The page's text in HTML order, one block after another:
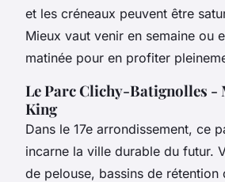
et les créneaux peuvent être
Mieux vaut venir en semaine ou
matinée pour en profiter
Le Parc Clichy-Batignolles
King
Dans le 17e arrondissement, ce
incarne la ville durable du futur.
de pelouse, bassins de rétention